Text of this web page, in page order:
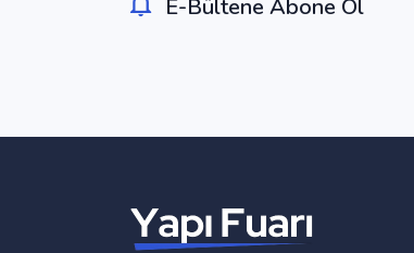
E-Bültene Abone Ol